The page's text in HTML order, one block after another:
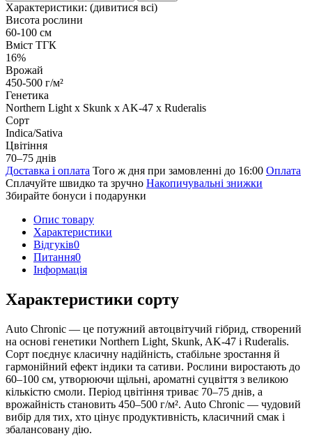
Характеристики: (дивитися всі)
Висота рослини
60-100 см
Вміст ТГК
16%
Врожай
450-500 г/м²
Генетика
Northern Light x Skunk x AK-47 x Ruderalis
Сорт
Indica/Sativa
Цвітіння
70–75 днів
Доставка і оплата Того ж дня при замовленні до 16:00 Оплата
Сплачуйте швидко та зручно Накопичувальні знижки
Збирайте бонуси і подарунки
Опис товару
Характеристики
Відгуків0
Питання0
Iнформація
Характеристики сорту
Auto Chronic — це потужний автоцвітучий гібрид, створений
на основі генетики Northern Light, Skunk, AK-47 і Ruderalis.
Сорт поєднує класичну надійність, стабільне зростання й
гармонійний ефект індики та сативи. Рослини виростають до
60–100 см, утворюючи щільні, ароматні суцвіття з великою
кількістю смоли. Період цвітіння триває 70–75 днів, а
врожайність становить 450–500 г/м². Auto Chronic — чудовий
вибір для тих, хто цінує продуктивність, класичний смак і
збалансовану дію.